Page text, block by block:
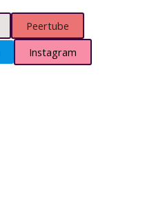
Peertube
Instagram